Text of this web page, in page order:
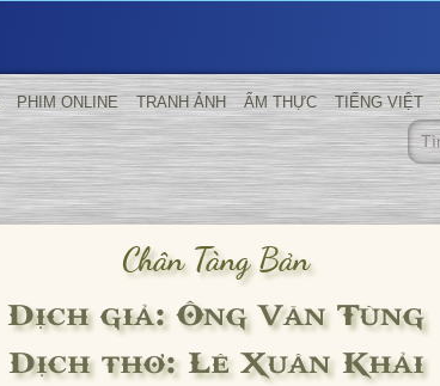
PHIM ONLINE TRANH ẢNH ẨM THỰC TIẾNG VIỆT
Chân Tàng Bản
Dịch giả: Ông Văn Tùng
Dịch thơ: Lê Xuân Khải